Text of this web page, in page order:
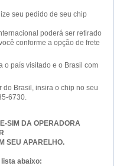
seu pedido de seu chip
poderá ser retirado
conforme a opção de frete
o país visitado e o Brasil com
do Brasil, insira o chip no seu
6730.
SIM DA OPERADORA
SEU APARELHO.
abaixo: